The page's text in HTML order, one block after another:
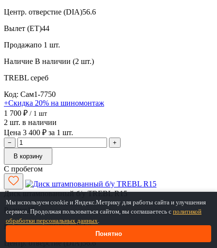
Центр. отверстие (DIA)56.6
Вылет (ET)44
Продажапо 1 шт.
Наличие В наличии (2 шт.)
TREBL сереб
Код: Сам1-7750
+Скидка 20% на шиномонтаж
1 700 ₽ / 1 шт
2 шт. в наличии
Цена 3 400 ₽ за 1 шт.
−
+
В корзину
С пробегом
Диск штампованный б/у TREBL R15
Радиус 15
Разболтовка (PCD)4x114,3
Центр. отверстие (DIA)56.6
Мы используем cookie и Яндекс.Метрику для работы сайта и улучшения
сервиса. Продолжая пользоваться сайтом, вы соглашаетесь с политикой
обработки персональных данных.
Понятно